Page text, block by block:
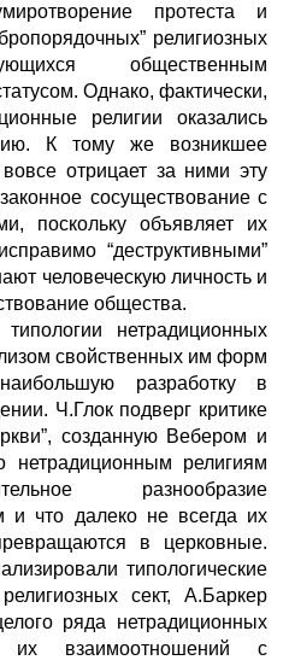
протеста и
религиозных
общественным
Однако, фактически,
религии оказались
К тому же возникшее
отрицает за ними эту
сосуществование с
поскольку объявляет их
“деструктивными”
человеческую личность и
общества.
нетрадиционных
свойственных им форм
разработку в
Ч.Глок подверг критике
созданную Вебером и
нетрадиционным религиям
разнообразие
и что далеко не всегда их
в церковные.
типологические
сект, А.Баркер
ряда нетрадиционных
взаимоотношений с